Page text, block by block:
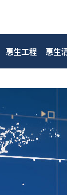
惠生工程 惠生